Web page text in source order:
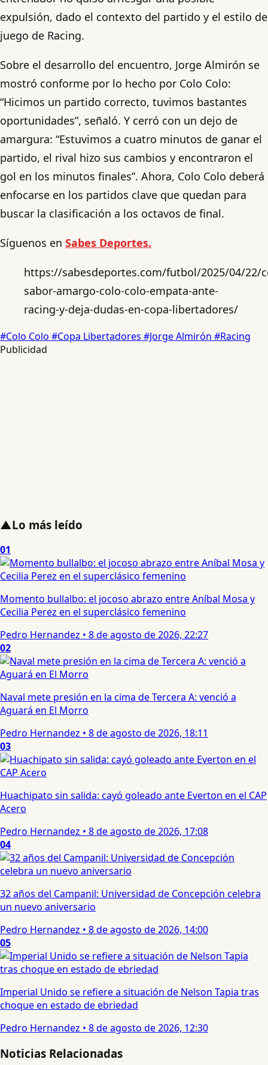
expulsión, dado el contexto del partido y el estilo de
juego de Racing.
Sobre el desarrollo del encuentro, Jorge Almirón se
mostró conforme por lo hecho por Colo Colo:
“Hicimos un partido correcto, tuvimos bastantes
oportunidades”, señaló. Y cerró con un dejo de
amargura: “Estuvimos a cuatro minutos de ganar el
partido, el rival hizo sus cambios y encontraron el
gol en los minutos finales”. Ahora, Colo Colo deberá
enfocarse en los partidos clave que quedan para
buscar la clasificación a los octavos de final.
Síguenos en Sabes Deportes.
https://sabesdeportes.com/futbol/2025/04/22/
sabor-amargo-colo-colo-empata-ante-
racing-y-deja-dudas-en-copa-libertadores/
#Colo Colo #Copa Libertadores #Jorge Almirón #Racing
Publicidad
▲Lo más leído
01
Momento bullalbo: el jocoso abrazo entre Aníbal Mosa y
Cecilia Perez en el superclásico femenino
Pedro Hernandez • 8 de agosto de 2026, 22:27
02
Naval mete presión en la cima de Tercera A: venció a
Aguará en El Morro
Pedro Hernandez • 8 de agosto de 2026, 18:11
03
Huachipato sin salida: cayó goleado ante Everton en el CAP
Acero
Pedro Hernandez • 8 de agosto de 2026, 17:08
04
32 años del Campanil: Universidad de Concepción celebra
un nuevo aniversario
Pedro Hernandez • 8 de agosto de 2026, 14:00
05
Imperial Unido se refiere a situación de Nelson Tapia tras
choque en estado de ebriedad
Pedro Hernandez • 8 de agosto de 2026, 12:30
Noticias Relacionadas